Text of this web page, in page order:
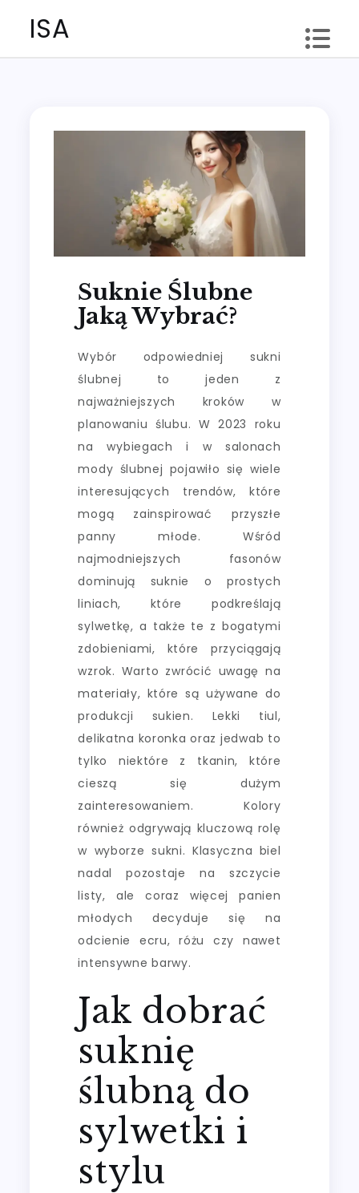
ISA
Suknie Ślubne
Jaką Wybrać?
Wybór odpowiedniej sukni
ślubnej to jeden z
najważniejszych kroków w
planowaniu ślubu. W 2023 roku
na wybiegach i w salonach
mody ślubnej pojawiło się wiele
interesujących trendów, które
mogą zainspirować przyszłe
panny młode. Wśród
najmodniejszych fasonów
dominują suknie o prostych
liniach, które podkreślają
sylwetkę, a także te z bogatymi
zdobieniami, które przyciągają
wzrok. Warto zwrócić uwagę na
materiały, które są używane do
produkcji sukien. Lekki tiul,
delikatna koronka oraz jedwab to
tylko niektóre z tkanin, które
cieszą się dużym
zainteresowaniem. Kolory
również odgrywają kluczową rolę
w wyborze sukni. Klasyczna biel
nadal pozostaje na szczycie
listy, ale coraz więcej panien
młodych decyduje się na
odcienie ecru, różu czy nawet
intensywne barwy.
Jak dobrać
suknię
ślubną do
sylwetki i
stylu